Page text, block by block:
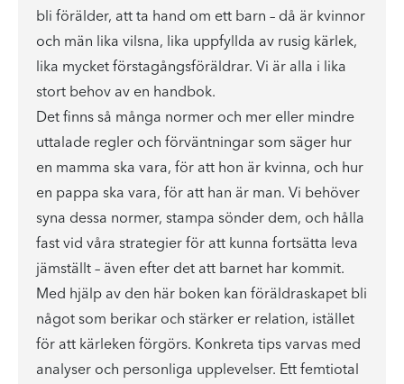
bli förälder, att ta hand om ett barn – då är kvinnor
och män lika vilsna, lika uppfyllda av rusig kärlek,
lika mycket förstagångsföräldrar. Vi är alla i lika
stort behov av en handbok.
Det finns så många normer och mer eller mindre
uttalade regler och förväntningar som säger hur
en mamma ska vara, för att hon är kvinna, och hur
en pappa ska vara, för att han är man. Vi behöver
syna dessa normer, stampa sönder dem, och hålla
fast vid våra strategier för att kunna fortsätta leva
jämställt – även efter det att barnet har kommit.
Med hjälp av den här boken kan föräldraskapet bli
något som berikar och stärker er relation, istället
för att kärleken förgörs. Konkreta tips varvas med
analyser och personliga upplevelser. Ett femtiotal